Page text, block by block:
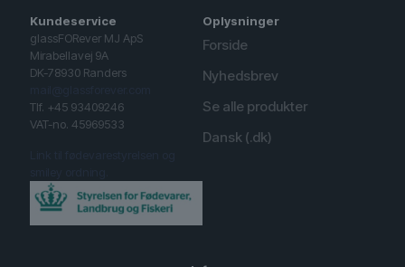
Kundeservice
glassFORever MJ ApS
Mirabellavej 9A
DK-78930 Randers
Tlf. +45 93409246
VAT-no. 45969533
Oplysninger
Forside
Nyhedsbrev
Se alle produkter
Dansk (.dk)